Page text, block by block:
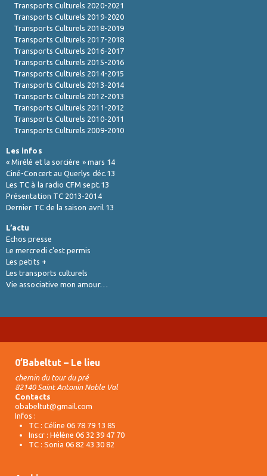
Transports Culturels 2020-2021
Transports Culturels 2019-2020
Transports Culturels 2018-2019
Transports Culturels 2017-2018
Transports Culturels 2016-2017
Transports Culturels 2015-2016
Transports Culturels 2014-2015
Transports Culturels 2013-2014
Transports Culturels 2012-2013
Transports Culturels 2011-2012
Transports Culturels 2010-2011
Transports Culturels 2009-2010
Les infos
« Mirélé et la sorcière » mars 14
Ciné-Concert au Querlys déc.13
Les TC à la radio CFM sept.13
Présentation TC 2013-2014
Dernier TC de la saison avril 13
L’actu
Echos presse
Le mercredi c'est permis
Les petits +
Les transports culturels
Vie associative mon amour…
0’Babeltut – Le lieu
chemin du tour du pré
82140 Saint Antonin Noble Val
Contacts
obabeltut@gmail.com
Infos :
TC : Céline 06 78 79 13 85
Inscr : Hélène 06 32 39 47 70
TC : Sonia 06 82 43 30 82